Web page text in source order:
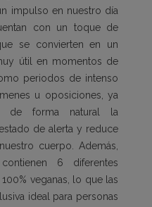
impulso en nuestro día
con un toque de
se convierten en un
útil en momentos de
periodos de intenso
u oposiciones, ya
de forma natural la
de alerta y reduce
cuerpo. Además,
6 diferentes
veganas, lo que las
ideal para personas